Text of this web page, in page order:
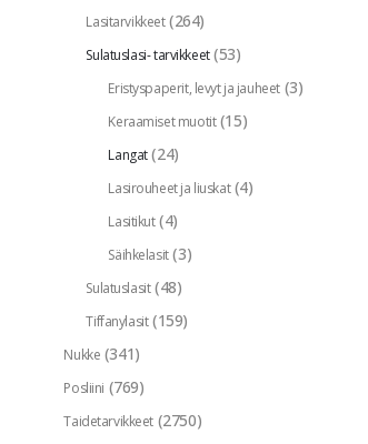
Lasitarvikkeet (264)
Sulatuslasi- tarvikkeet (53)
Eristyspaperit, levyt ja jauheet (3)
Keraamiset muotit (15)
Langat (24)
Lasirouheet ja liuskat (4)
Lasitikut (4)
Säihkelasit (3)
Sulatuslasit (48)
Tiffanylasit (159)
Nukke (341)
Posliini (769)
Taidetarvikkeet (2750)